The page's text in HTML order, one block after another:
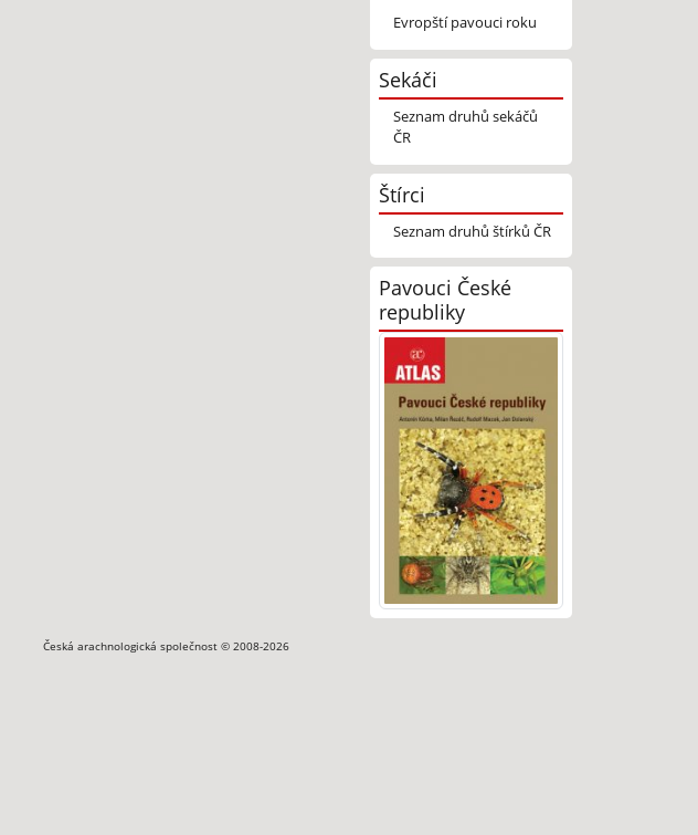
Evropští pavouci roku
Sekáči
Seznam druhů sekáčů
ČR
Štírci
Seznam druhů štírků ČR
Pavouci České
republiky
Česká arachnologická společnost © 2008-2026